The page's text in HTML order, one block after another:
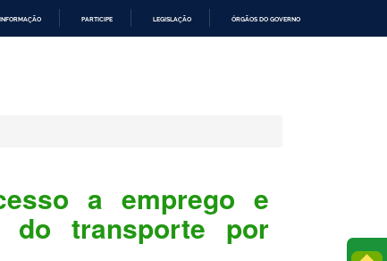
PARTICIPE LEGISLAÇÃO ÓRGÃOS DO GOVERNO
a emprego e
do transporte por